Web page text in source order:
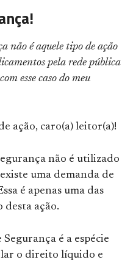
não é aquele tipo de ação
pela rede pública
esse caso do meu
ação, caro(a) leitor(a)!
não é utilizado
uma demanda de
é apenas uma das
desta ação.
é a espécie
o direito líquido e